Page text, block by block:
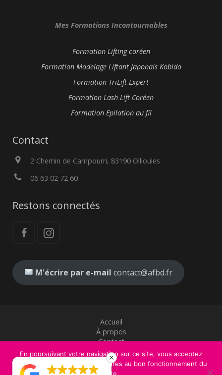
Mes Formations Incontournables
Formation Lifting coréen
Formation Modelage Liftant Japonais Kobido
Formation TriLift Expert
Formation Lash Lift Coréen
Formation Epilation au fil
Contact
2 Chemin de Campourri, 83190 Ollioules
06 63 02 72 60
Restons connectés
M'écrire par e-mail contact@afbd.fr
Accueil
À propos
Contact
Mentions légales
CGV
En poursuivant votre navigation sur ce site, vous acceptez
l'utilisation de cookies nécessaires au bon fonctionnement du